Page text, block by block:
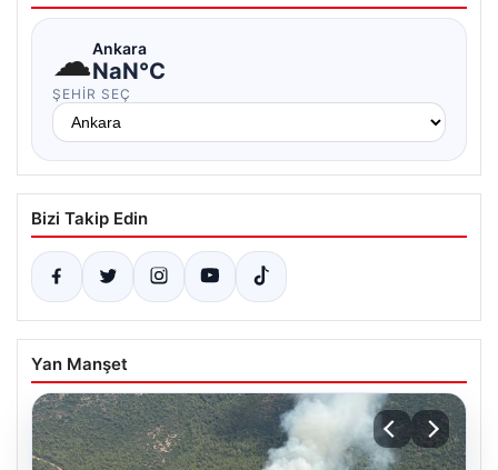
☁Ankara
NaN°C
ŞEHIR SEÇ
Bizi Takip Edin
Yan Manşet